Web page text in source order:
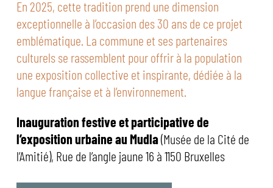
En 2025, cette tradition prend une dimension
exceptionnelle à l’occasion des 30 ans de ce projet
emblématique. La commune et ses partenaires
culturels se rassemblent pour offrir à la population
une exposition collective et inspirante, dédiée à la
langue française et à l’environnement.
Inauguration festive et participative de
l’exposition urbaine au Mudla(Musée de la Cité de
l’Amitié), Rue de l’angle jaune 16 à 1150 Bruxelles